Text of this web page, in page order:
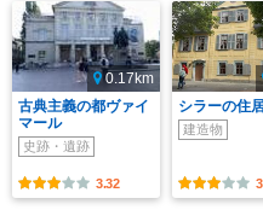
0.17km
古典主義の都ヴァイ
マール
史跡・遺跡
3.32
シラーの住
建造物